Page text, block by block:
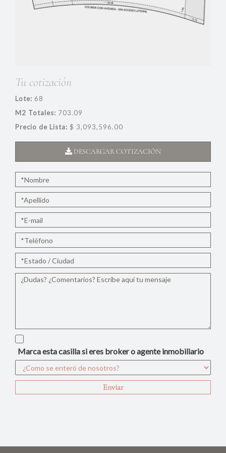
Tu cotización
Lote: 68
M2 Totales: 703.09
Precio de Lista: $ 3,093,596.00
DESCARGAR COTIZACIÓN
Marca esta casilla si eres broker o agente inmobiliario
Enviar